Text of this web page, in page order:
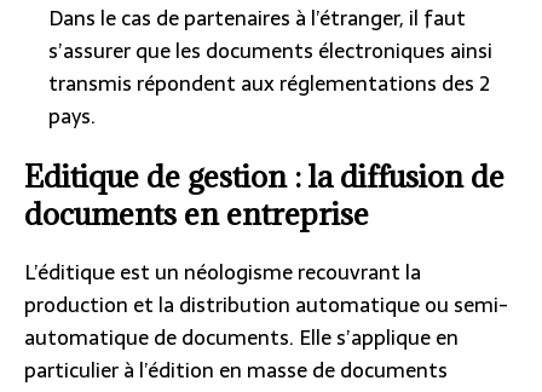
Dans le cas de partenaires à l’étranger, il faut
s’assurer que les documents électroniques ainsi
transmis répondent aux réglementations des 2
pays.
Editique de gestion : la diffusion de
documents en entreprise
L’éditique est un néologisme recouvrant la
production et la distribution automatique ou semi-
automatique de documents. Elle s’applique en
particulier à l’édition en masse de documents